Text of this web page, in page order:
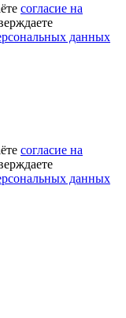
согласие на
данных
согласие на
данных